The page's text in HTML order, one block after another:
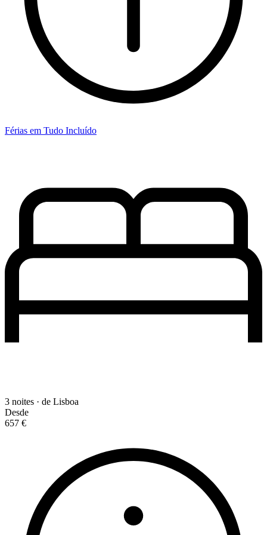
Férias em Tudo Incluído
3 noites · de Lisboa
Desde
657 €